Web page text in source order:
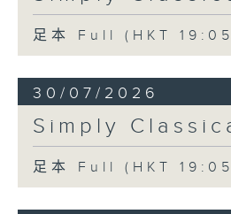
足本 Full (HKT
30/07/2026
Simply
足本 Full (HKT